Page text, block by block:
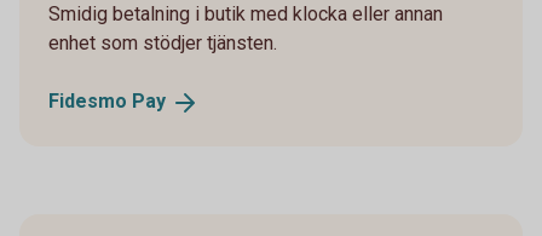
Smidig betalning i butik med klocka eller annan
enhet som stödjer tjänsten.
Fidesmo Pay